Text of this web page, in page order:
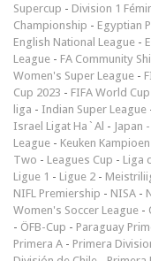
Supercup - Division 1
Championship - Egyptian
English National League -
League - FA Community
Women's Super League -
Cup 2023 - FIFA World
liga - Indian Super League
Israel Ligat Ha`Al - Japan
League - Keuken
Two - Leagues Cup - Liga
Ligue 1 - Ligue 2 -
NIFL Premiership - NISA -
Women's Soccer League -
- ÖFB-Cup - Paraguay
Primera A - Primera